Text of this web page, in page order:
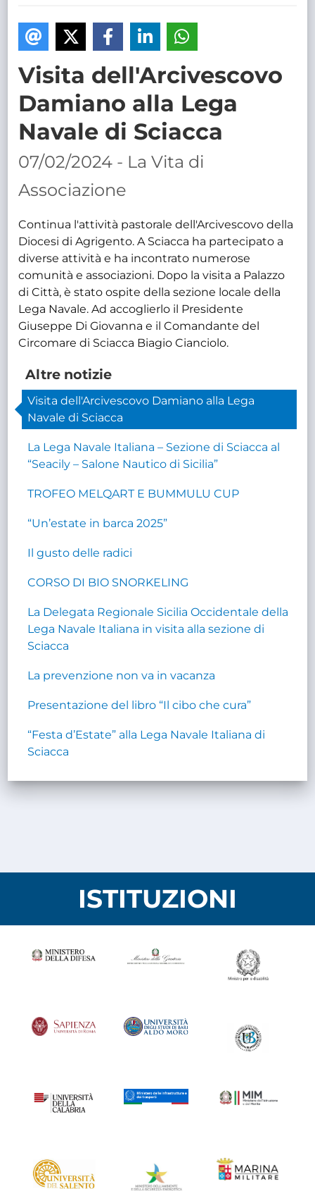
Visita dell'Arcivescovo
Damiano alla Lega
Navale di Sciacca
07/02/2024 - La Vita di
Associazione
Continua l'attività pastorale dell'Arcivescovo della
Diocesi di Agrigento. A Sciacca ha partecipato a
diverse attività e ha incontrato numerose
comunità e associazioni. Dopo la visita a Palazzo
di Città, è stato ospite della sezione locale della
Lega Navale. Ad accoglierlo il Presidente
Giuseppe Di Giovanna e il Comandante del
Circomare di Sciacca Biagio Cianciolo.
Altre notizie
Visita dell'Arcivescovo Damiano alla Lega
Navale di Sciacca
La Lega Navale Italiana – Sezione di Sciacca al
“Seacily – Salone Nautico di Sicilia”
TROFEO MELQART E BUMMULU CUP
“Un’estate in barca 2025”
Il gusto delle radici
CORSO DI BIO SNORKELING
La Delegata Regionale Sicilia Occidentale della
Lega Navale Italiana in visita alla sezione di
Sciacca
La prevenzione non va in vacanza
Presentazione del libro “Il cibo che cura”
“Festa d’Estate” alla Lega Navale Italiana di
Sciacca
ISTITUZIONI